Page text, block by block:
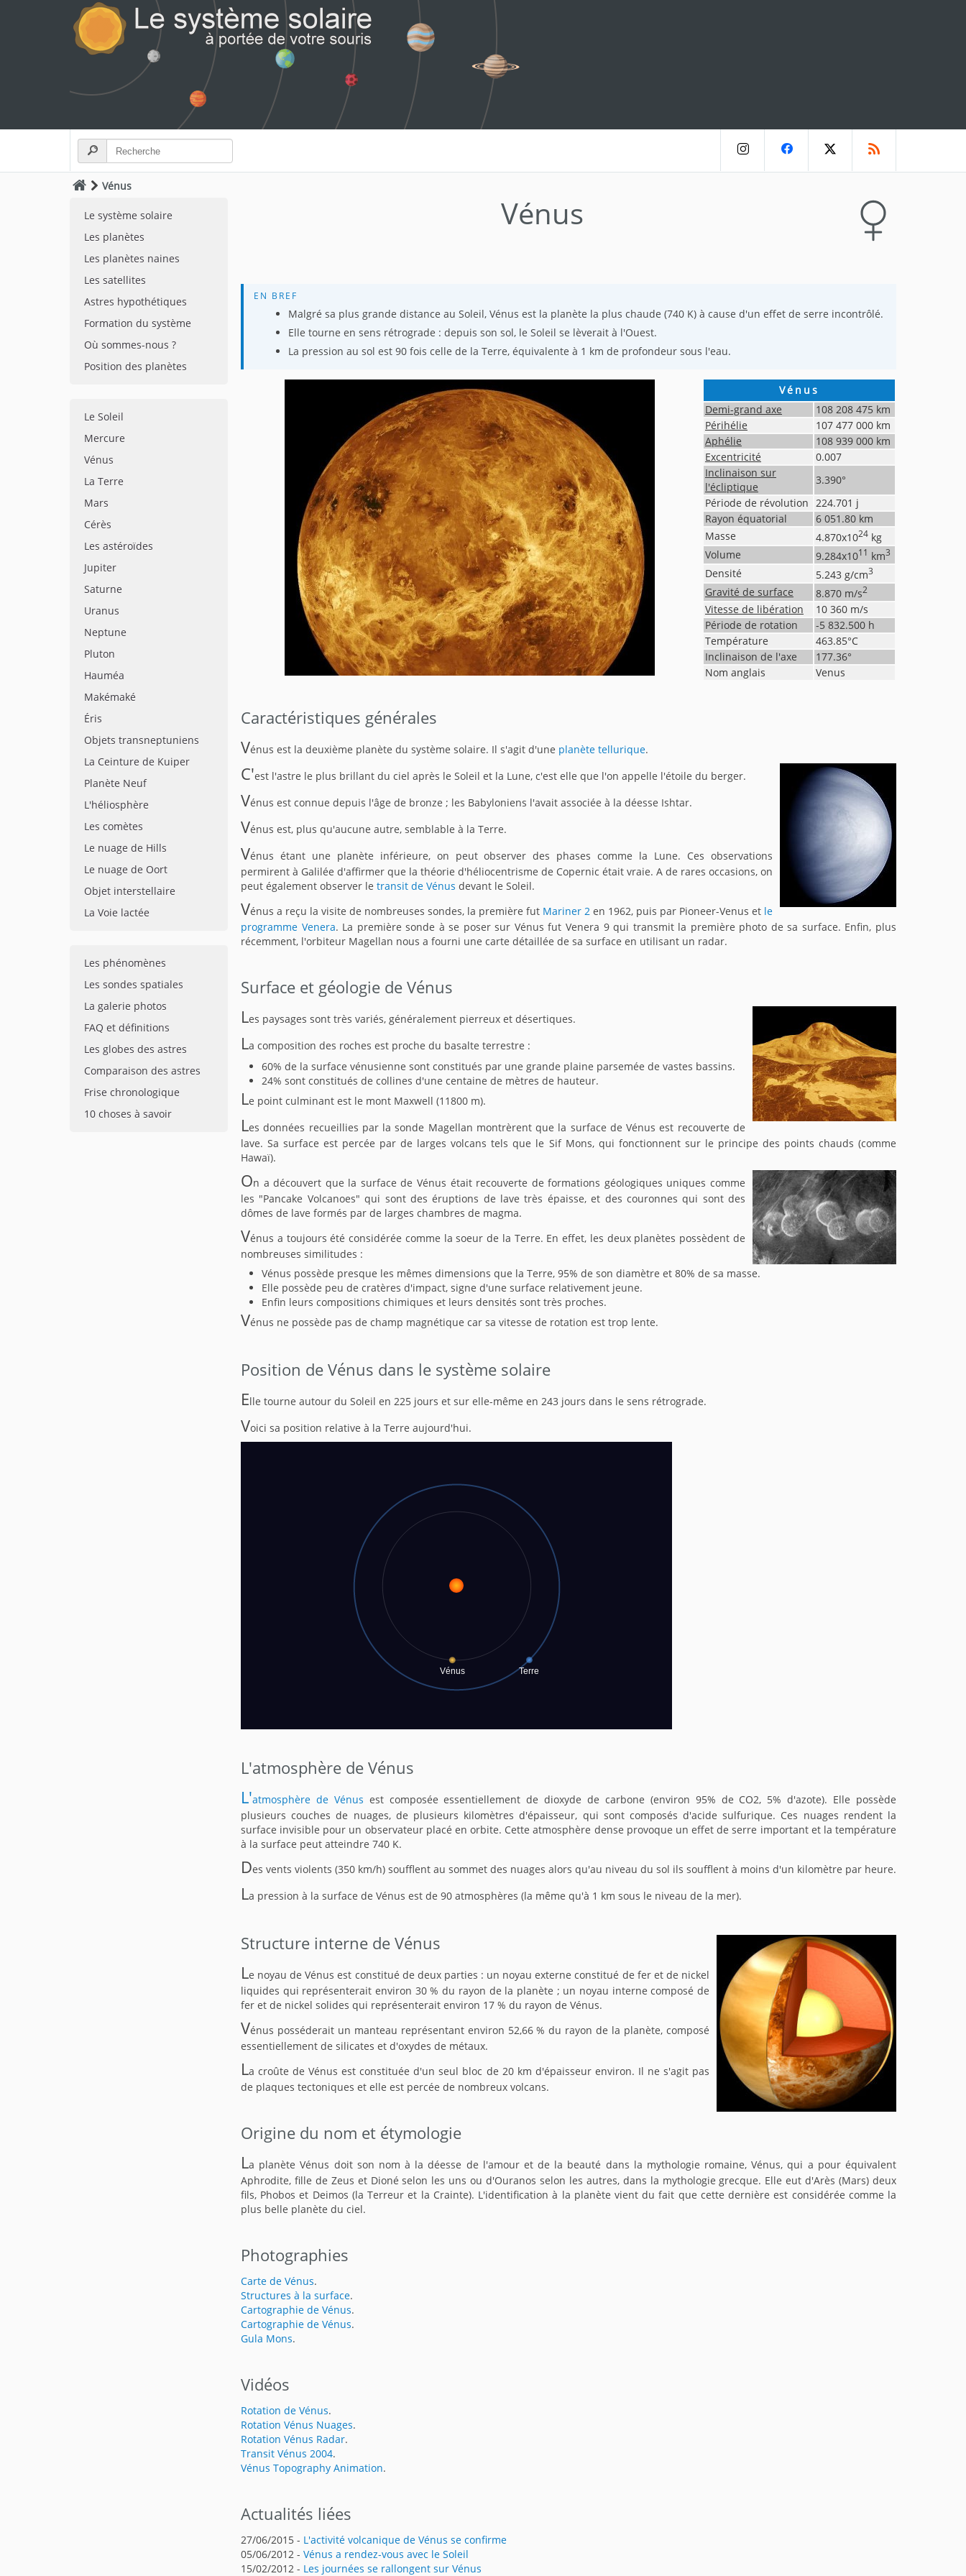
Vénus
Le système solaire
Les planètes
Les planètes naines
Les satellites
Astres hypothétiques
Formation du système
Où sommes-nous ?
Position des planètes
Le Soleil
Mercure
Vénus
La Terre
Mars
Cérès
Les astéroïdes
Jupiter
Saturne
Uranus
Neptune
Pluton
Hauméa
Makémaké
Éris
Objets transneptuniens
La Ceinture de Kuiper
Planète Neuf
L'héliosphère
Les comètes
Le nuage de Hills
Le nuage de Oort
Objet interstellaire
La Voie lactée
Les phénomènes
Les sondes spatiales
La galerie photos
FAQ et définitions
Les globes des astres
Comparaison des astres
Frise chronologique
10 choses à savoir
Vénus
EN BREF
Malgré sa plus grande distance au Soleil, Vénus est la planète la plus chaude (740 K) à cause d'un effet de serre incontrôlé.
Elle tourne en sens rétrograde : depuis son sol, le Soleil se lèverait à l'Ouest.
La pression au sol est 90 fois celle de la Terre, équivalente à 1 km de profondeur sous l'eau.
Vénus
Demi-grand axe
108 208 475 km
Périhélie
107 477 000 km
Aphélie
108 939 000 km
Excentricité
0.007
Inclinaison sur
l'écliptique
3.390°
Période de révolution 224.701 j
Rayon équatorial
6 051.80 km
Masse
4.870x1024 kg
Volume
9.284x1011 km3
Densité 5.243 g/cm3
Gravité de surface 8.870 m/s2
Vitesse de libération 10 360 m/s
Période de rotation
-5 832.500 h
Température
463.85°C
Inclinaison de l'axe
177.36°
Nom anglais
Venus
Caractéristiques générales
Vénus est la deuxième planète du système solaire. Il s'agit d'une planète tellurique.
C'est l'astre le plus brillant du ciel après le Soleil et la Lune, c'est elle que l'on appelle l'étoile du berger.
Vénus est connue depuis l'âge de bronze ; les Babyloniens l'avait associée à la déesse Ishtar.
Vénus est, plus qu'aucune autre, semblable à la Terre.
Vénus étant une planète inférieure, on peut observer des phases comme la Lune. Ces observations
permirent à Galilée d'affirmer que la théorie d'héliocentrisme de Copernic était vraie. A de rares occasions, on
peut également observer le transit de Vénus devant le Soleil.
Vénus a reçu la visite de nombreuses sondes, la première fut Mariner 2 en 1962, puis par Pioneer-Venus et le
programme Venera. La première sonde à se poser sur Vénus fut Venera 9 qui transmit la première photo de sa surface. Enfin, plus
récemment, l'orbiteur Magellan nous a fourni une carte détaillée de sa surface en utilisant un radar.
Surface et géologie de Vénus
Les paysages sont très variés, généralement pierreux et désertiques.
La composition des roches est proche du basalte terrestre :
60% de la surface vénusienne sont constitués par une grande plaine parsemée de vastes bassins.
24% sont constitués de collines d'une centaine de mètres de hauteur.
Le point culminant est le mont Maxwell (11800 m).
Les données recueillies par la sonde Magellan montrèrent que la surface de Vénus est recouverte de
lave. Sa surface est percée par de larges volcans tels que le Sif Mons, qui fonctionnent sur le principe des points chauds (comme
Hawaï).
On a découvert que la surface de Vénus était recouverte de formations géologiques uniques comme
les "Pancake Volcanoes" qui sont des éruptions de lave très épaisse, et des couronnes qui sont des
dômes de lave formés par de larges chambres de magma.
Vénus a toujours été considérée comme la soeur de la Terre. En effet, les deux planètes possèdent de
nombreuses similitudes :
Vénus possède presque les mêmes dimensions que la Terre, 95% de son diamètre et 80% de sa masse.
Elle possède peu de cratères d'impact, signe d'une surface relativement jeune.
Enfin leurs compositions chimiques et leurs densités sont très proches.
Vénus ne possède pas de champ magnétique car sa vitesse de rotation est trop lente.
Position de Vénus dans le système solaire
Elle tourne autour du Soleil en 225 jours et sur elle-même en 243 jours dans le sens rétrograde.
Voici sa position relative à la Terre aujourd'hui.
L'atmosphère de Vénus
L'atmosphère de Vénus est composée essentiellement de dioxyde de carbone (environ 95% de CO2, 5% d'azote). Elle possède
plusieurs couches de nuages, de plusieurs kilomètres d'épaisseur, qui sont composés d'acide sulfurique. Ces nuages rendent la
surface invisible pour un observateur placé en orbite. Cette atmosphère dense provoque un effet de serre important et la température
à la surface peut atteindre 740 K.
Des vents violents (350 km/h) soufflent au sommet des nuages alors qu'au niveau du sol ils soufflent à moins d'un kilomètre par heure.
La pression à la surface de Vénus est de 90 atmosphères (la même qu'à 1 km sous le niveau de la mer).
Structure interne de Vénus
Le noyau de Vénus est constitué de deux parties : un noyau externe constitué de fer et de nickel
liquides qui représenterait environ 30 % du rayon de la planète ; un noyau interne composé de
fer et de nickel solides qui représenterait environ 17 % du rayon de Vénus.
Vénus posséderait un manteau représentant environ 52,66 % du rayon de la planète, composé
essentiellement de silicates et d'oxydes de métaux.
La croûte de Vénus est constituée d'un seul bloc de 20 km d'épaisseur environ. Il ne s'agit pas
de plaques tectoniques et elle est percée de nombreux volcans.
Origine du nom et étymologie
La planète Vénus doit son nom à la déesse de l'amour et de la beauté dans la mythologie romaine, Vénus, qui a pour équivalent
Aphrodite, fille de Zeus et Dioné selon les uns ou d'Ouranos selon les autres, dans la mythologie grecque. Elle eut d'Arès (Mars) deux
fils, Phobos et Deimos (la Terreur et la Crainte). L'identification à la planète vient du fait que cette dernière est considérée comme la
plus belle planète du ciel.
Photographies
Carte de Vénus.
Structures à la surface.
Cartographie de Vénus.
Cartographie de Vénus.
Gula Mons.
Vidéos
Rotation de Vénus.
Rotation Vénus Nuages.
Rotation Vénus Radar.
Transit Vénus 2004.
Vénus Topography Animation.
Actualités liées
27/06/2015 - L'activité volcanique de Vénus se confirme
05/06/2012 - Vénus a rendez-vous avec le Soleil
15/02/2012 - Les journées se rallongent sur Vénus